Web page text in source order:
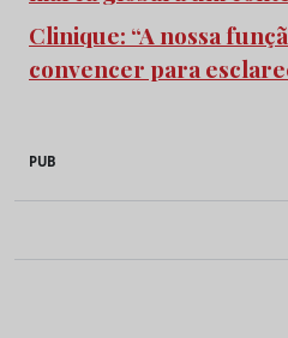
Clinique: “A nossa
convencer para
PUB